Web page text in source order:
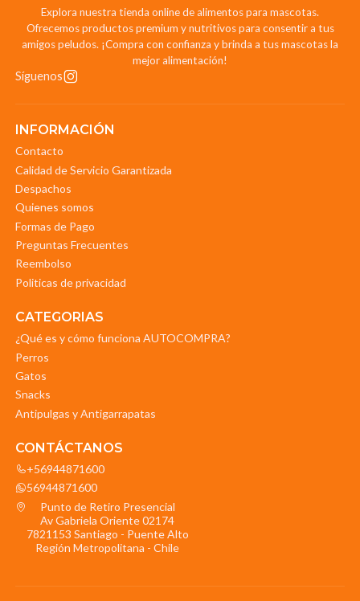
Explora nuestra tienda online de alimentos para mascotas.
Ofrecemos productos premium y nutritivos para consentir a tus
amigos peludos. ¡Compra con confianza y brinda a tus mascotas la
mejor alimentación!
Síguenos
INFORMACIÓN
Contacto
Calidad de Servicio Garantizada
Despachos
Quienes somos
Formas de Pago
Preguntas Frecuentes
Reembolso
Politicas de privacidad
CATEGORIAS
¿Qué es y cómo funciona AUTOCOMPRA?
Perros
Gatos
Snacks
Antipulgas y Antigarrapatas
CONTÁCTANOS
+56944871600
56944871600
Punto de Retiro Presencial
Av Gabriela Oriente 02174
7821153 Santiago - Puente Alto
Región Metropolitana - Chile